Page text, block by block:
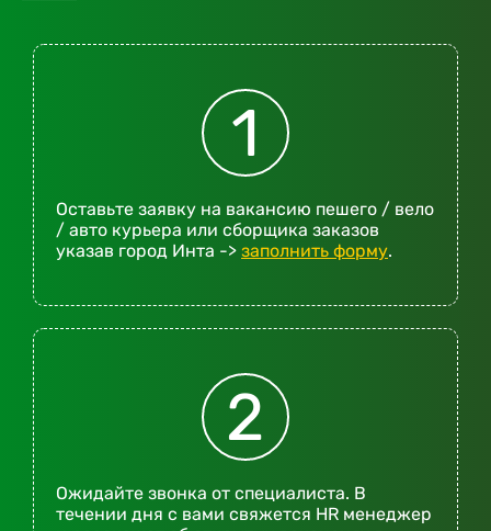
1
Оставьте заявку на вакансию пешего / вело
/ авто курьера или сборщика заказов
указав город Инта -> заполнить форму.
2
Ожидайте звонка от специалиста. В
течении дня с вами свяжется HR менеджер